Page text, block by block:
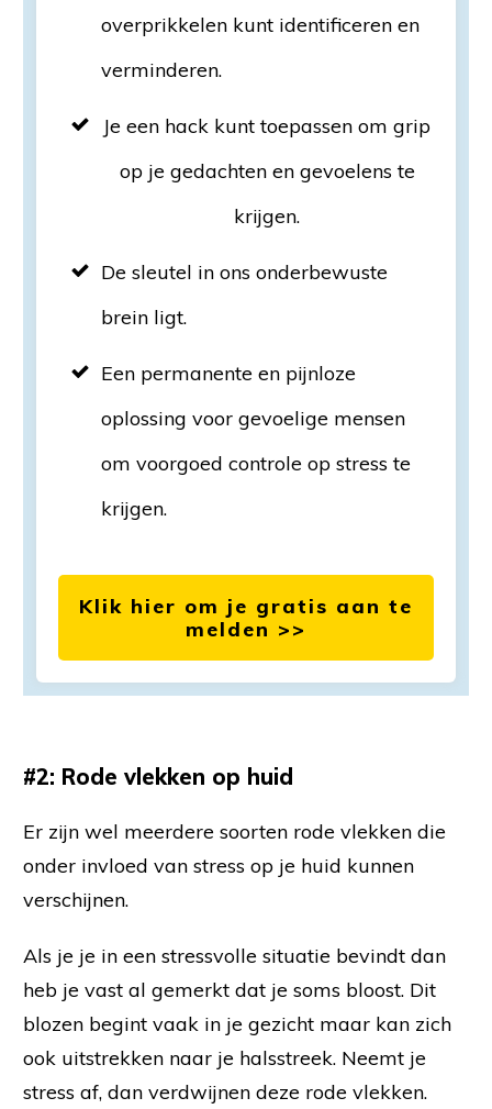
overprikkelen kunt identificeren en
verminderen.
Je een hack kunt toepassen om grip
op je gedachten en gevoelens te
krijgen.
De sleutel in ons onderbewuste
brein ligt.
Een permanente en pijnloze
oplossing voor gevoelige mensen
om voorgoed controle op stress te
krijgen.
Klik hier om je gratis aan te
melden >>
#2: Rode vlekken op huid
Er zijn wel meerdere soorten rode vlekken die
onder invloed van stress op je huid kunnen
verschijnen.
Als je je in een stressvolle situatie bevindt dan
heb je vast al gemerkt dat je soms bloost. Dit
blozen begint vaak in je gezicht maar kan zich
ook uitstrekken naar je halsstreek. Neemt je
stress af, dan verdwijnen deze rode vlekken.